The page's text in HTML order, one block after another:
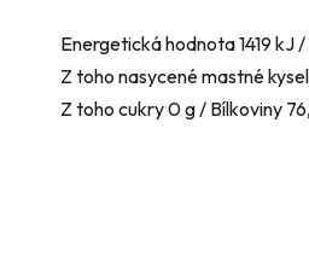
Energetická hodnota 1419 kJ /
Z toho nasycené mastné
Z toho cukry 0 g / Bílkoviny